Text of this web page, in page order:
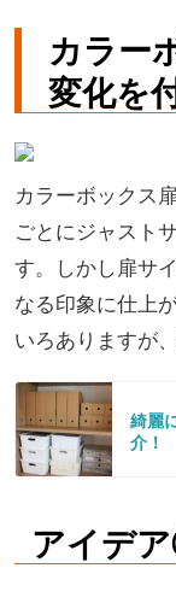
カラー
変化を
カラーボックス
ごとにジャスト
す。しかし扉サ
なる印象に仕上
いろありますが
綺麗
介！
アイデ